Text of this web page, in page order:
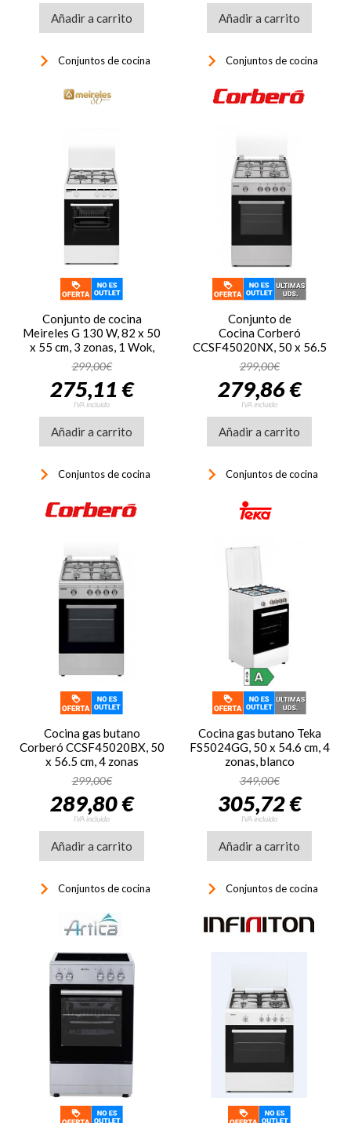
Añadir a carrito
keyboard_arrow_right Conjuntos de cocina
Añadir a carrito
keyboard_arrow_right Conjuntos de cocina
Conjunto de cocina
Meireles G 130 W, 82 x 50
x 55 cm, 3 zonas, 1 Wok,
horno a gas, Grill a gas, con
tapa, blanco
299,00€
275,11 €
IVA incluido
Añadir a carrito
keyboard_arrow_right Conjuntos de cocina
Conjunto de
Cocina Corberó
CCSF45020NX, 50 x 56.5
cm, 4 zonas, inox
299,00€
279,86 €
IVA incluido
Añadir a carrito
keyboard_arrow_right Conjuntos de cocina
Cocina gas butano
Corberó CCSF45020BX, 50
x 56.5 cm, 4 zonas
299,00€
289,80 €
IVA incluido
Añadir a carrito
keyboard_arrow_right Conjuntos de cocina
Cocina gas butano Teka
FS5024GG, 50 x 54.6 cm, 4
zonas, blanco
349,00€
305,72 €
IVA incluido
Añadir a carrito
keyboard_arrow_right Conjuntos de cocina